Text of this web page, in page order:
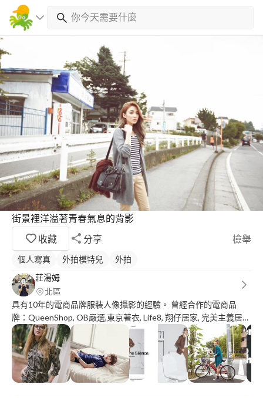
街景裡洋溢著青春氣息的背影
收藏
分享 檢舉
個人寫真 外拍模特兒
外拍
莊湯姆
北區
具有10年的電商品牌服裝人像攝影的經驗。 曾經合作的電商品
牌：QueenShop, OB嚴選,東京著衣, Life8, 翔仔居家, 完美主義居家
設計等。